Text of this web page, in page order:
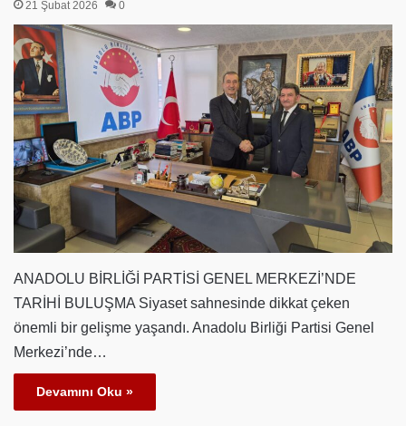
21 Şubat 2026 0
ANADOLU BİRLİĞİ PARTİSİ GENEL MERKEZİ’NDE
TARİHİ BULUŞMA Siyaset sahnesinde dikkat çeken
önemli bir gelişme yaşandı. Anadolu Birliği Partisi Genel
Merkezi’nde…
Devamını Oku »